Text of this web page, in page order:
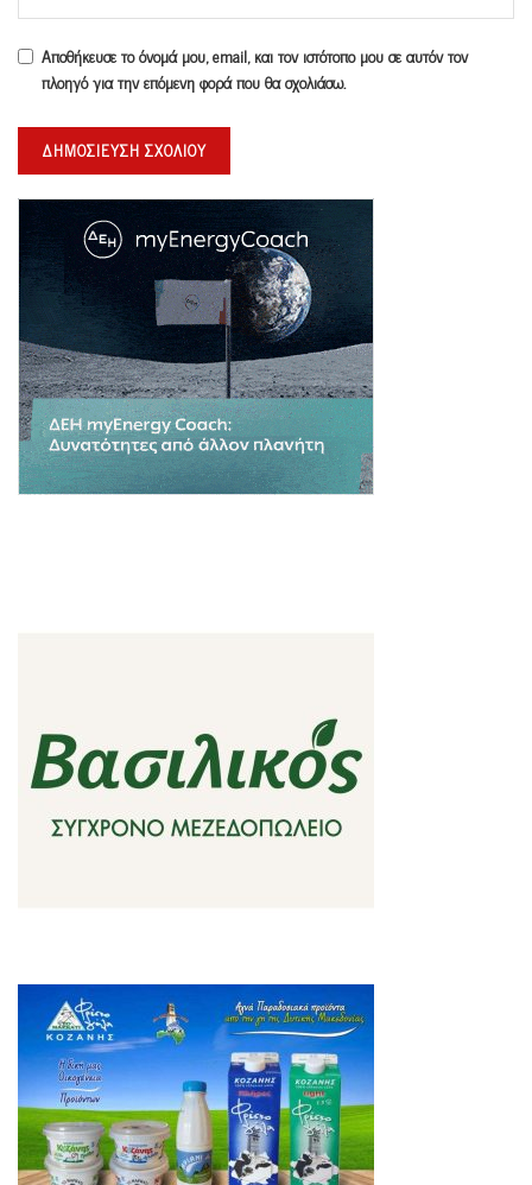
Αποθήκευσε το όνομά μου, email, και τον ιστότοπο μου σε αυτόν τον
πλοηγό για την επόμενη φορά που θα σχολιάσω.